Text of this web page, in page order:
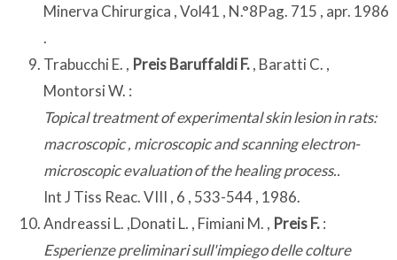
Minerva Chirurgica , Vol41 , N.°8Pag. 715 , apr. 1986
.
Trabucchi E. , Preis Baruffaldi F., Baratti C. ,
Montorsi W. :
Topical treatment of experimental skin lesion in rats:
macroscopic , microscopic and scanning electron-
microscopic evaluation of the healing process..
Int J Tiss Reac. VIII , 6 , 533-544 , 1986.
Andreassi L. ,Donati L. , Fimiani M. , Preis F.:
Esperienze preliminari sull'impiego delle colture